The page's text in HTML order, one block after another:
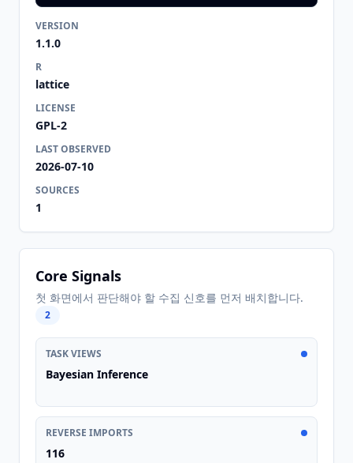
VERSION
1.1.0
R
lattice
LICENSE
GPL-2
LAST OBSERVED
2026-07-10
SOURCES
1
Core Signals
첫 화면에서 판단해야 할 수집 신호를 먼저 배치합니다.
2
TASK VIEWS
Bayesian Inference
REVERSE IMPORTS
116